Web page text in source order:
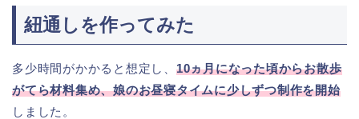
紐通しを作ってみた
多少時間がかかると想定し、 10ヵ月になった頃からお散歩
がてら材料集め、娘のお昼寝タイムに少しずつ制作を開始
しました。